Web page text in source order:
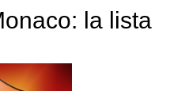
la lista